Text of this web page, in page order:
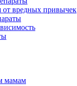
от вредных привычек
мамам